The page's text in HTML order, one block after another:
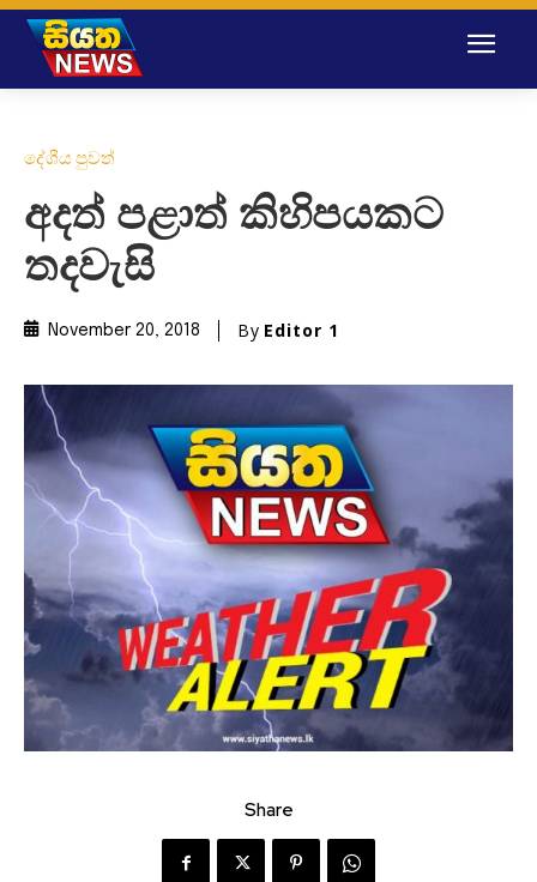
දේශීය පුවත්
අදත් පළාත් කිහිපයකට
තදවැසි
November 20, 2018 By Editor 1
Share